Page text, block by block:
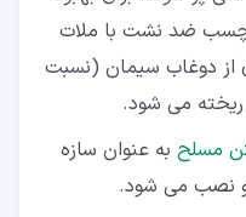
چسب ضد نشت با ملات
از دوغاب سیمان (نسبت
مسلح به عنوان سازه
و نصب می شود.